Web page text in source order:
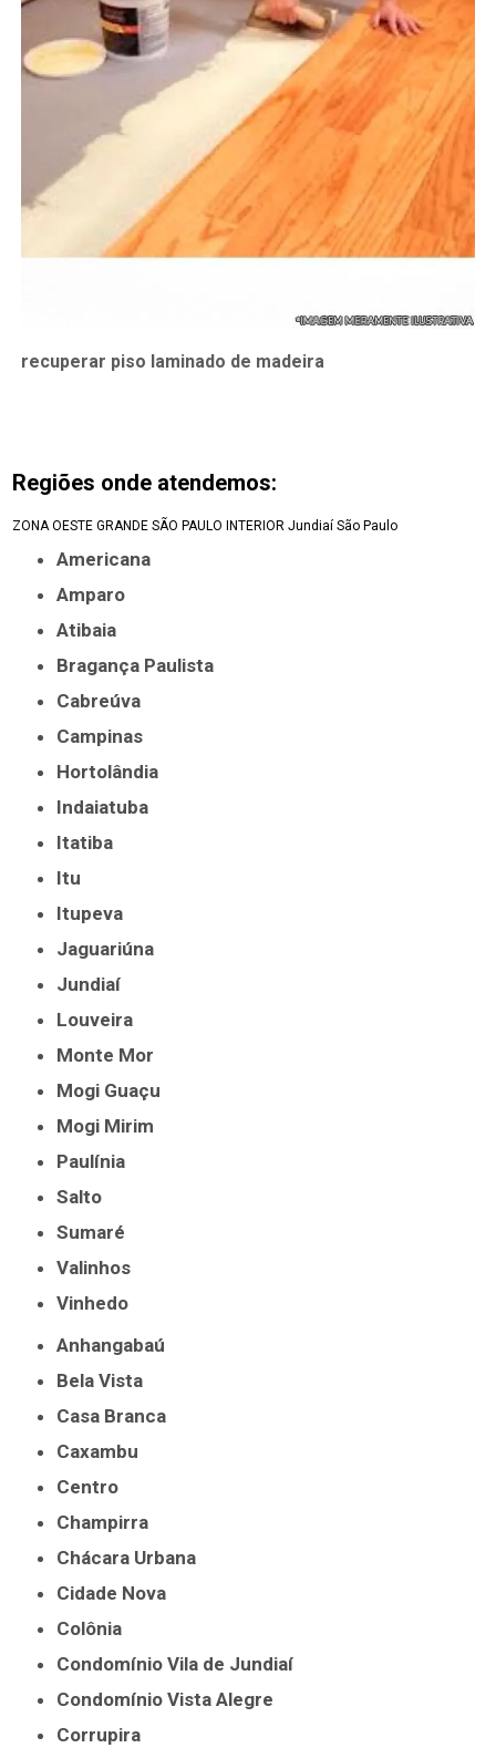
recuperar piso laminado de madeira
Regiões onde atendemos:
ZONA OESTE GRANDE SÃO PAULO INTERIOR Jundiaí São Paulo
Americana
Amparo
Atibaia
Bragança Paulista
Cabreúva
Campinas
Hortolândia
Indaiatuba
Itatiba
Itu
Itupeva
Jaguariúna
Jundiaí
Louveira
Monte Mor
Mogi Guaçu
Mogi Mirim
Paulínia
Salto
Sumaré
Valinhos
Vinhedo
Anhangabaú
Bela Vista
Casa Branca
Caxambu
Centro
Champirra
Chácara Urbana
Cidade Nova
Colônia
Condomínio Vila de Jundiaí
Condomínio Vista Alegre
Corrupira